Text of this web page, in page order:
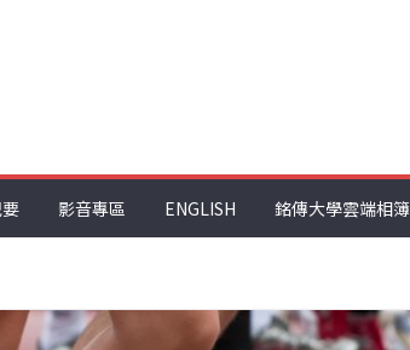
影音專區 ENGLISH 銘傳大學雲端相簿